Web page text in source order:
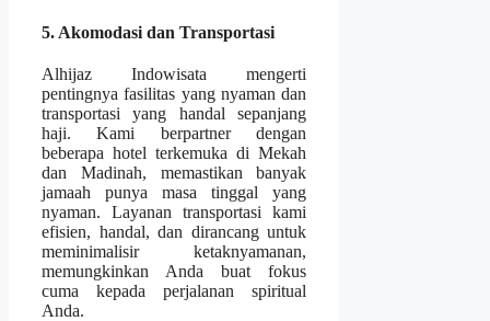
5. Akomodasi dan Transportasi
Alhijaz Indowisata mengerti
pentingnya fasilitas yang nyaman dan
transportasi yang handal sepanjang
haji. Kami berpartner dengan
beberapa hotel terkemuka di Mekah
dan Madinah, memastikan banyak
jamaah punya masa tinggal yang
nyaman. Layanan transportasi kami
efisien, handal, dan dirancang untuk
meminimalisir ketaknyamanan,
memungkinkan Anda buat fokus
cuma kepada perjalanan spiritual
Anda.